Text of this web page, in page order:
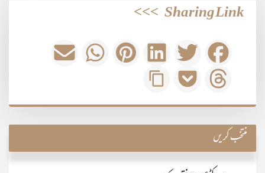
Sharing Link
>>>
منتخب کریں